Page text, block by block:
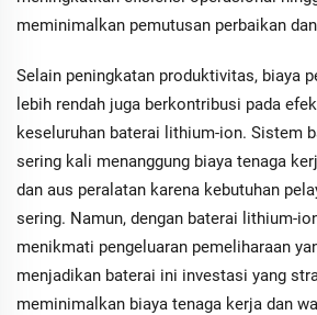
meminimalkan pemutusan perbaikan
Selain peningkatan produktivitas, biaya
lebih rendah juga berkontribusi pada
keseluruhan baterai lithium-ion. Sistem
sering kali menanggung biaya tenaga
dan aus peralatan karena kebutuhan
sering. Namun, dengan baterai lithium-
menikmati pengeluaran pemeliharaan
menjadikan baterai ini investasi yang
meminimalkan biaya tenaga kerja dan